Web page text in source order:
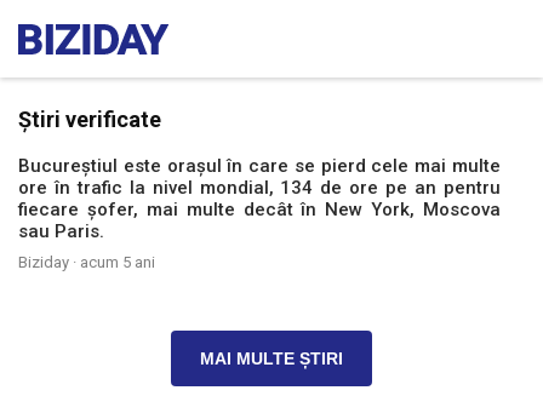
Știri verificate
Bucureștiul este orașul în care se pierd cele mai multe
ore în trafic la nivel mondial, 134 de ore pe an pentru
fiecare șofer, mai multe decât în New York, Moscova
sau Paris.
Biziday · acum 5 ani
MAI MULTE ȘTIRI